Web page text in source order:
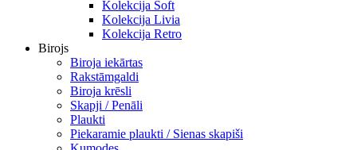
Kolekcija Soft
Kolekcija Livia
Kolekcija Retro
Birojs
Biroja iekārtas
Rakstāmgaldi
Biroja krēsli
Skapji / Penāli
Plaukti
Piekaramie plaukti / Sienas skapiši